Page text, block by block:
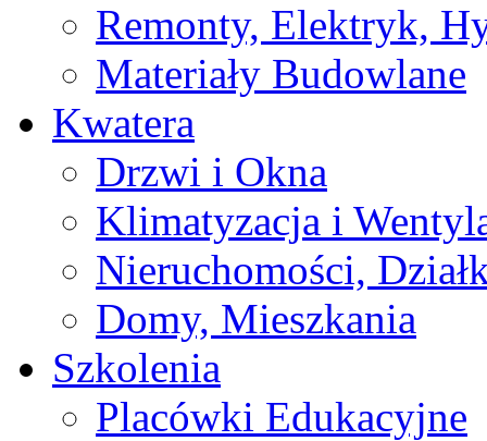
Remonty, Elektryk,
Materiały Budowlane
Kwatera
Drzwi i Okna
Klimatyzacja i
Nieruchomości,
Domy, Mieszkania
Szkolenia
Placówki Edukacyjne